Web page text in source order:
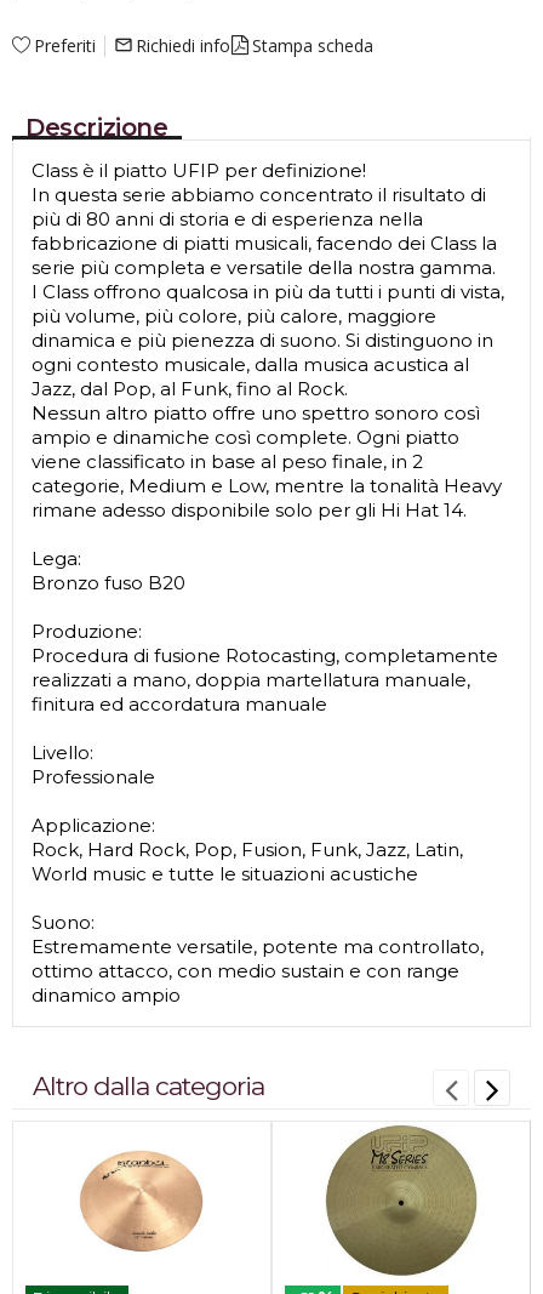
Preferiti mail_outline Richiedi info Stampa scheda
Descrizione
Class è il piatto UFIP per definizione!
In questa serie abbiamo concentrato il risultato di
più di 80 anni di storia e di esperienza nella
fabbricazione di piatti musicali, facendo dei Class la
serie più completa e versatile della nostra gamma.
I Class offrono qualcosa in più da tutti i punti di vista,
più volume, più colore, più calore, maggiore
dinamica e più pienezza di suono. Si distinguono in
ogni contesto musicale, dalla musica acustica al
Jazz, dal Pop, al Funk, fino al Rock.
Nessun altro piatto offre uno spettro sonoro così
ampio e dinamiche così complete. Ogni piatto
viene classificato in base al peso finale, in 2
categorie, Medium e Low, mentre la tonalità Heavy
rimane adesso disponibile solo per gli Hi Hat 14.
Lega:
Bronzo fuso B20
Produzione:
Procedura di fusione Rotocasting, completamente
realizzati a mano, doppia martellatura manuale,
finitura ed accordatura manuale
Livello:
Professionale
Applicazione:
Rock, Hard Rock, Pop, Fusion, Funk, Jazz, Latin,
World music e tutte le situazioni acustiche
Suono:
Estremamente versatile, potente ma controllato,
ottimo attacco, con medio sustain e con range
dinamico ampio
Altro dalla categoria